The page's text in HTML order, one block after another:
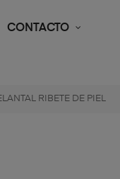
CONTACTO
RIBETE DE PIEL